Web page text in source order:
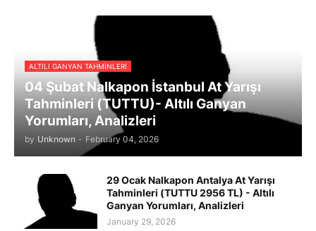
ALTILI GANYAN TAHMINLERI
04 Şubat Nalkapon İstanbul At Yarışı
Tahminleri (TUTTU)- Altılı Ganyan
Yorumları, Analizleri
by Unknown - February 04, 2026
29 Ocak Nalkapon Antalya At Yarışı
Tahminleri (TUTTU 2956 TL) - Altılı
Ganyan Yorumları, Analizleri
January 29, 2026